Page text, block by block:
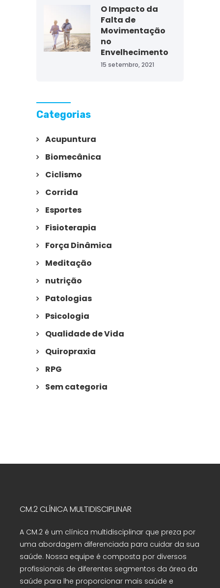
O Impacto da
Falta de
Movimentação
no
Envelhecimento
15 setembro, 2021
Categorias
Acupuntura
Biomecânica
Ciclismo
Corrida
Esportes
Fisioterapia
Força Dinâmica
Meditação
nutrição
Patologias
Psicologia
Qualidade de Vida
Quiropraxia
RPG
Sem categoria
CM.2 CLÍNICA MULTIDISCIPLINAR
A CM.2 é um clínica multidisciplinar que preza por
uma abordagem diferenciada para cuidar da sua
saúde. Nossa equipe é composta por diversos
profissionais de diferentes segmentos da área da
saúde para lhe proporcionar mais saúde e